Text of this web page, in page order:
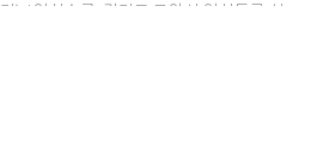
가) / 일산쇼룸: 경기도 고양시 일산동구 성